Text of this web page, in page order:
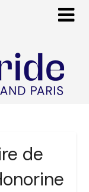
de